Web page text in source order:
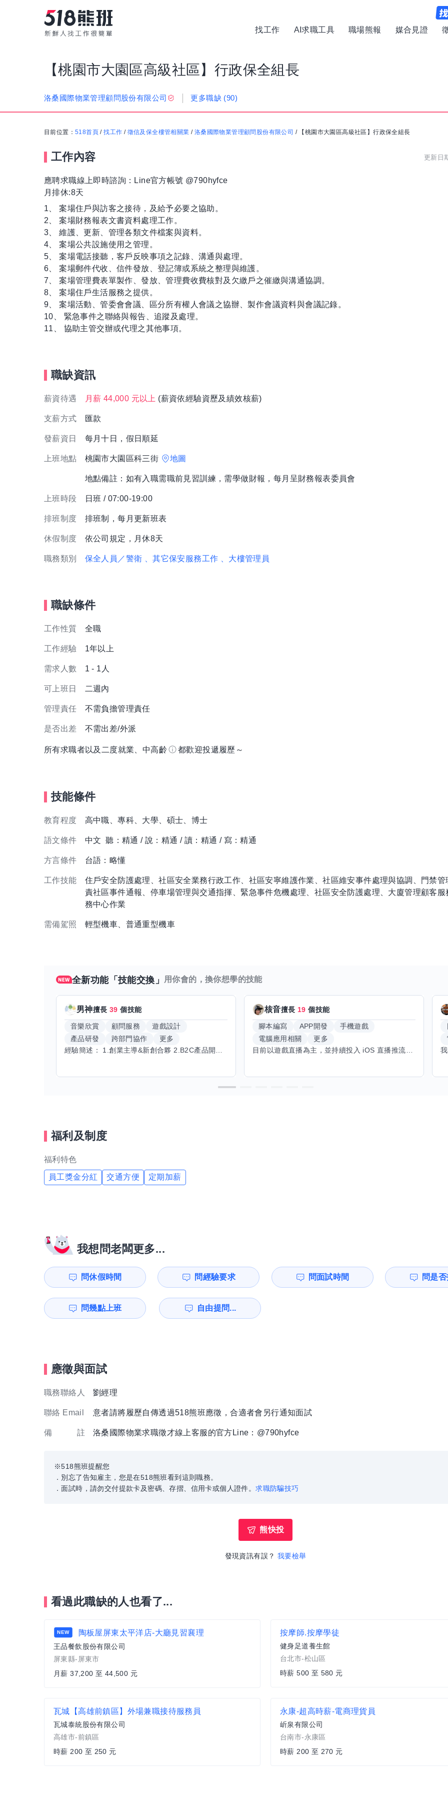
找工作 AI求職工具 職場熊報 媒合見證
【桃園市大園區高級社區】行政保全組長
洛桑國際物業管理顧問股份有限公司 更多職缺 (90)
目前位置： 518首頁 /找工作 / 徵信及保全樓管相關業 / 洛桑國際物業管理顧問股份有限公司 / 【桃園市大園區高級社區】行政保全組長
工作內容 更新日
應聘求職線上即時諮詢：Line官方帳號 @790hyfce
月排休:8天
1、 案場住戶與訪客之接待，及給予必要之協助。
2、 案場財務報表文書資料處理工作。
3、 維護、更新、管理各類文件檔案與資料。
4、 案場公共設施使用之管理。
5、 案場電話接聽，客戶反映事項之記錄、溝通與處理。
6、 案場郵件代收、信件發放、登記簿或系統之整理與維護。
7、 案場管理費表單製作、發放、管理費收費核對及欠繳戶之催繳與溝通協調。
8、 案場住戶生活服務之提供。
9、 案場活動、管委會會議、區分所有權人會議之協辦、製作會議資料與會議記錄。
10、 緊急事件之聯絡與報告、追蹤及處理。
11、 協助主管交辦或代理之其他事項。
職缺資訊
薪資待遇 月薪 44,000 元以上 (薪資依經驗資歷及績效核薪)
支薪方式 匯款
發薪資日 每月十日，假日順延
上班地點 桃園市大園區科三街 地圖
地點備註：如有入職需職前見習訓練，需學做財報，每月呈財務報表委員會
上班時段 日班 / 07:00-19:00
排班制度 排班制，每月更新班表
休假制度 依公司規定，月休8天
職務類別 保全人員／警衛 、其它保安服務工作 、大樓管理員
職缺條件
工作性質 全職
工作經驗 1年以上
需求人數 1 - 1人
可上班日 二週內
管理責任 不需負擔管理責任
是否出差 不需出差/外派
所有求職者以及二度就業、中高齡 都歡迎投遞履歷～
技能條件
教育程度 高中職、專科、大學、碩士、博士
語文條件 中文 聽：精通 / 說：精通 / 讀：精通 / 寫：精通
方言條件 台語：略懂
工作技能
住戶安全防護處理、社區安全業務行政工作、社區安寧維護作業、社區維安事件處理與協調、門禁管
責社區事件通報、停車場管理與交通指揮、緊急事件危機處理、社區安全防護處理、大廈管理顧客服
務中心作業
需備駕照 輕型機車、普通重型機車
全新功能「技能交換」 用你會的，換你想學的技能
男神擅長39 個技能
音樂欣賞 顧問服務
遊戲設計
產品研發
跨部門協作
更多
經驗簡述： 1.創業主導&新創合夥 2.B2C產品開發運營一條龍 3.AI應用開發與量化研究新創 標籤話題都可以聊，開放交流 找尋共同創業機會，亦歡迎新創收編
核音擅長 19 個技能
腳本編寫 APP開發
手機遊戲
電腦應用相關
更多
目前以遊戲直播為主，並持續投入 iOS 直播推流應用開發。對直播技術、影音串流、AI 應用、內容創作與產品設計有濃厚興趣，平時透過實作累積開發經驗，也持續學習 Godot 遊戲開發、影音剪輯、音樂創作與編曲等相關技術。 希望透過技能交換認識不同背景的夥伴，一起交流開發經驗、Side Project、AI 工作流程、內容創作與職涯發展。如果你也對程式開發、直播技術、設計、美術、Cosplay、造型、化妝、攝影、影音製作、音樂創作等領域有興趣，都很歡迎交流，彼此分享經驗、互相學習，一起成長。
福利及制度
福利特色
員工獎金分紅 交通方便 定期加薪
我想問老闆更多...
問休假時間 問經驗要求 問面試時間 問是
問幾點上班 自由提問...
應徵與面試
職務聯絡人 劉經理
聯絡 Email 意者請將履歷自傳透過518熊班應徵，合適者會另行通知面試
備 註 洛桑國際物業求職徵才線上客服的官方Line：@790hyfce
※518熊班提醒您
．別忘了告知雇主，您是在518熊班看到這則職務。
．面試時，請勿交付提款卡及密碼、存摺、信用卡或個人證件。求職防騙技巧
熊快投
發現資訊有誤？ 我要檢舉
看過此職缺的人也看了...
NEW 陶板屋屏東太平洋店-大廳見習襄理
王品餐飲股份有限公司
屏東縣-屏東市
月薪 37,200 至 44,500 元
按摩師.按摩學徒
健身足道養生館
台北市-松山區
時薪 500 至 580 元
瓦城【高雄前鎮區】外場兼職接待服務員
瓦城泰統股份有限公司
高雄市-前鎮區
時薪 200 至 250 元
永康-超高時薪-電商理貨員
岓泉有限公司
台南市-永康區
時薪 200 至 270 元